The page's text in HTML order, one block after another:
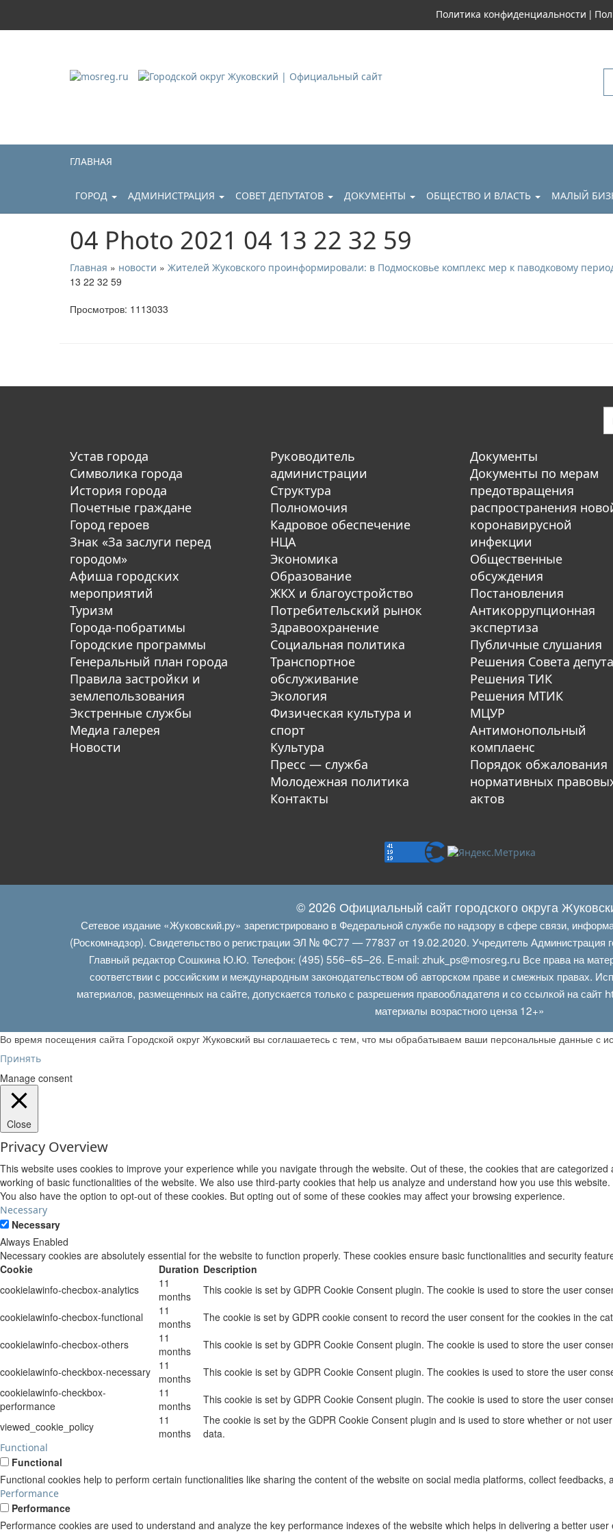
Политика конфиденциальности |
ГЛАВНАЯ
ГОРОД АДМИНИСТРАЦИЯ СОВЕТ ДЕПУТАТОВ ДОКУМЕНТЫ ОБЩЕСТВО И ВЛАСТЬ МАЛЫЙ
04 Photo 2021 04 13 22 32 59
Главная » новости » Жителей Жуковского проинформировали: в Подмосковье комплекс мер к паводковому
13 22 32 59
Просмотров: 1113033
Устав города
Символика города
История города
Почетные граждане
Город героев
Знак «За заслуги перед
городом»
Афиша городских
мероприятий
Туризм
Города-побратимы
Городские программы
Генеральный план города
Правила застройки и
землепользования
Экстренные службы
Медиа галерея
Новости
Руководитель
администрации
Структура
Полномочия
Кадровое обеспечение
НЦА
Экономика
Образование
ЖКХ и благоустройство
Потребительский рынок
Здравоохранение
Социальная политика
Транспортное
обслуживание
Экология
Физическая культура и
спорт
Культура
Пресс — служба
Молодежная политика
Контакты
Документы
Документы по мерам
предотвращения
распространения
коронавирусной
инфекции
Общественные
обсуждения
Постановления
Антикоррупционная
экспертиза
Публичные слушания
Решения Совета
Решения ТИК
Решения МТИК
МЦУР
Антимонопольный
комплаенс
Порядок обжалования
нормативных
актов
© 2026 Официальный сайт городского округа
Сетевое издание «Жуковский.ру» зарегистрировано в Федеральной службе по надзору в сфере связи,
(Роскомнадзор). Свидетельство о регистрации ЭЛ № ФС77 — 77837 от 19.02.2020. Учредитель Администрация
Главный редактор Сошкина Ю.Ю. Телефон: (495) 556–65–26. E‑mail: zhuk_ps@mosreg.ruВсе права на
соответствии с российским и международным законодательством об авторском праве и смежных правах.
материалов, размещенных на сайте, допускается только с разрешения правообладателя и со ссылкой на сайт
материалы возрастного ценза 12+»
Во время посещения сайта Городской округ Жуковский вы соглашаетесь с тем, что мы обрабатываем ваши персональные данные с
Принять
Manage consent
Close
Privacy Overview
This website uses cookies to improve your experience while you navigate through the website. Out of these, the cookies that are
working of basic functionalities of the website. We also use third-party cookies that help us analyze and understand how you use this
You also have the option to opt-out of these cookies. But opting out of some of these cookies may affect your browsing experience.
Necessary
Necessary
Always Enabled
Necessary cookies are absolutely essential for the website to function properly. These cookies ensure basic functionalities and security
Cookie
Duration Description
cookielawinfo-checbox-analytics
11
months
This cookie is set by GDPR Cookie Consent plugin. The cookie is used to store the user
cookielawinfo-checbox-functional
11
months
The cookie is set by GDPR cookie consent to record the user consent for the cookies in the
cookielawinfo-checbox-others
11
months
This cookie is set by GDPR Cookie Consent plugin. The cookie is used to store the user
cookielawinfo-checkbox-necessary
11
months
This cookie is set by GDPR Cookie Consent plugin. The cookies is used to store the user
cookielawinfo-checkbox-
performance
11
months
This cookie is set by GDPR Cookie Consent plugin. The cookie is used to store the user
viewed_cookie_policy
11
months
The cookie is set by the GDPR Cookie Consent plugin and is used to store whether or not
data.
Functional
Functional
Functional cookies help to perform certain functionalities like sharing the content of the website on social media platforms, collect feedbacks,
Performance
Performance
Performance cookies are used to understand and analyze the key performance indexes of the website which helps in delivering a better